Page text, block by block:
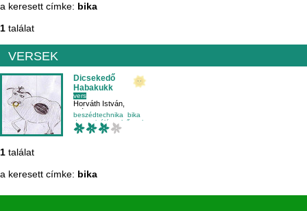
a keresett címke: bika
1 találat
VERSEK
Dicsekedő
Habakukk
vers
Horváth István
Wágner Luca
beszédtechnika
bika
dramatizálás
elsősnek
1 találat
a keresett címke: bika